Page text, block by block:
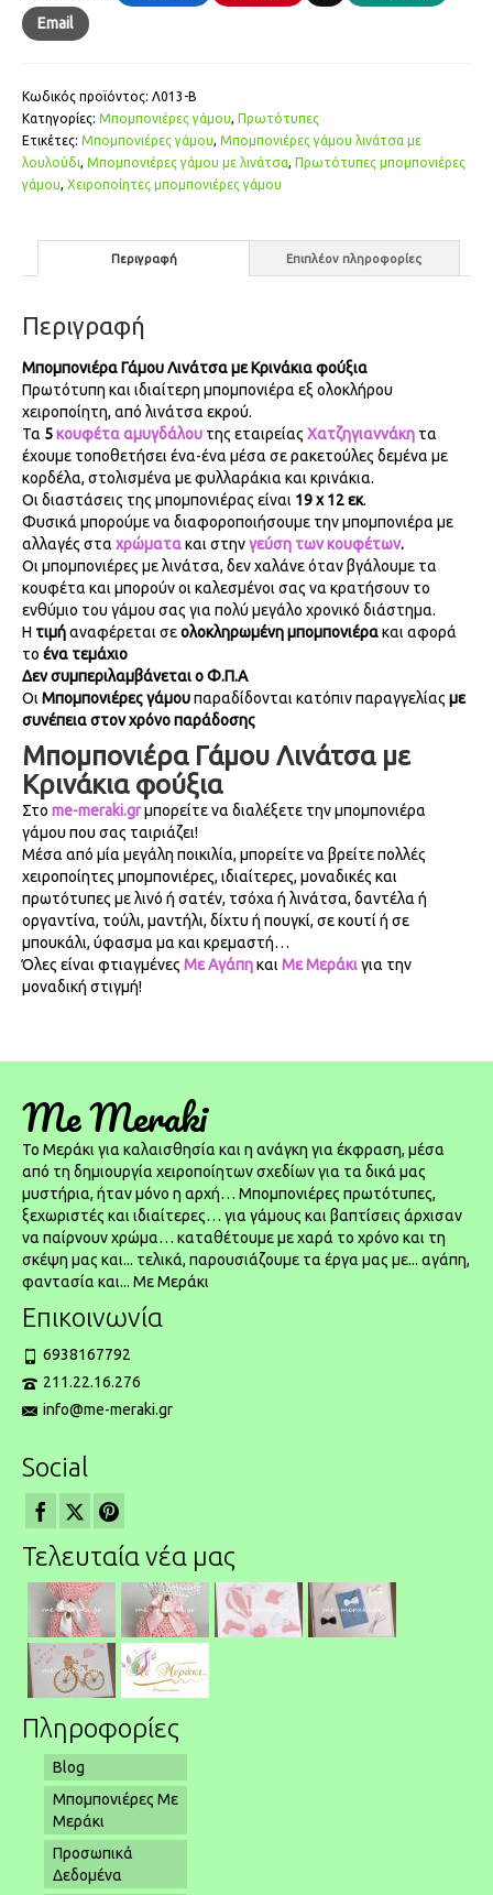
Email
Κωδικός προϊόντος: Λ013-Β
Κατηγορίες: Μπομπονιέρες γάμου, Πρωτότυπες
Ετικέτες: Μπομπονιέ­ρες γάμου, Μπομπονιέ­ρες γάμου λινάτσα με
λουλούδι, Μπομπονιέ­ρες γάμου με λινάτσα, Πρωτότυπες μπομπονιέρες
γάμου, Χειροποίητες μπομπονιέ­ρες γάμου
Περιγραφή Επιπλέον πληροφορίες
Περιγραφή
Μπομπονιέρα Γάμου Λινάτσα με Κρινάκια φούξια
Πρωτότυπη και ιδιαίτερη μπομπονιέρα εξ ολοκλήρου
χειροποίητη, από λινάτσα εκρού.
Τα 5κουφέτα αμυγδάλου της εταιρείας Χατζηγιαννάκη τα
έχουμε τοποθετήσει ένα-ένα μέσα σε ρακετούλες δεμένα με
κορδέλα, στολισμένα με φυλλαράκια και κρινάκια.
Οι διαστάσεις της μπομπονιέρας είναι 19x 12εκ.
Φυσικά μπορούμε να διαφοροποιήσουμε την μπομπονιέρα με
αλλαγές στα χρώματακαι στηνγεύση των κουφέτων.
Οι μπομπονιέρες με λινάτσα, δεν χαλάνε όταν βγάλουμε τα
κουφέτα και μπορούν οι καλεσμένοι σας να κρατήσουν το
ενθύμιο του γάμου σας για πολύ μεγάλο χρονικό διάστημα.
Η τιμήαναφέρεται σεολοκληρωμένη μπομπονιέρακαι αφορά
το ένα τεμάχιο
Δεν συμπεριλαμβάνεται ο Φ.Π.Α
Οι Μπομπονιέρες γάμουπαραδίδονται κατόπιν παραγγελίας με
συνέπεια στον χρόνο παράδοσης
Μπομπονιέρα Γάμου Λινάτσα με
Κρινάκια φούξια
Στο me-meraki.grμπορείτε να διαλέξετε την μπομπονιέρα
γάμου που σας ταιριάζει!
Μέσα από μία μεγάλη ποικιλία, μπορείτε να βρείτε πολλές
χειροποίητες μπομπονιέρες, ιδιαίτερες, μοναδικές και
πρωτότυπες με λινό ή σατέν, τσόχα ή λινάτσα, δαντέλα ή
οργαντίνα, τούλι, μαντήλι, δίχτυ ή πουγκί, σε κουτί ή σε
μπουκάλι, ύφασμα μα και κρεμαστή…
Όλες είναι φτιαγμένες Με Αγάπηκαι Με Μεράκιγια την
μοναδική στιγμή!
Me Meraki
To Μεράκι για καλαισθησία και η ανάγκη για έκφραση, μέσα
από τη δημιουργία χειροποίητων σχεδίων για τα δικά μας
μυστήρια, ήταν μόνο η αρχή… Μπομπονιέρες πρωτότυπες,
ξεχωριστές και ιδιαίτερες… για γάμους και βαπτίσεις άρχισαν
να παίρνουν χρώμα… καταθέτουμε με χαρά το χρόνο και τη
σκέψη μας και... τελικά, παρουσιάζουμε τα έργα μας με... αγάπη,
φαντασία και... Με Μεράκι
Επικοινωνία
6938167792
211.22.16.276
info@me-meraki.gr
Social
Τελευταία νέα μας
Πληροφορίες
Blog
Μπομπονιέρες Με
Μεράκι
Προσωπικά
Δεδομένα